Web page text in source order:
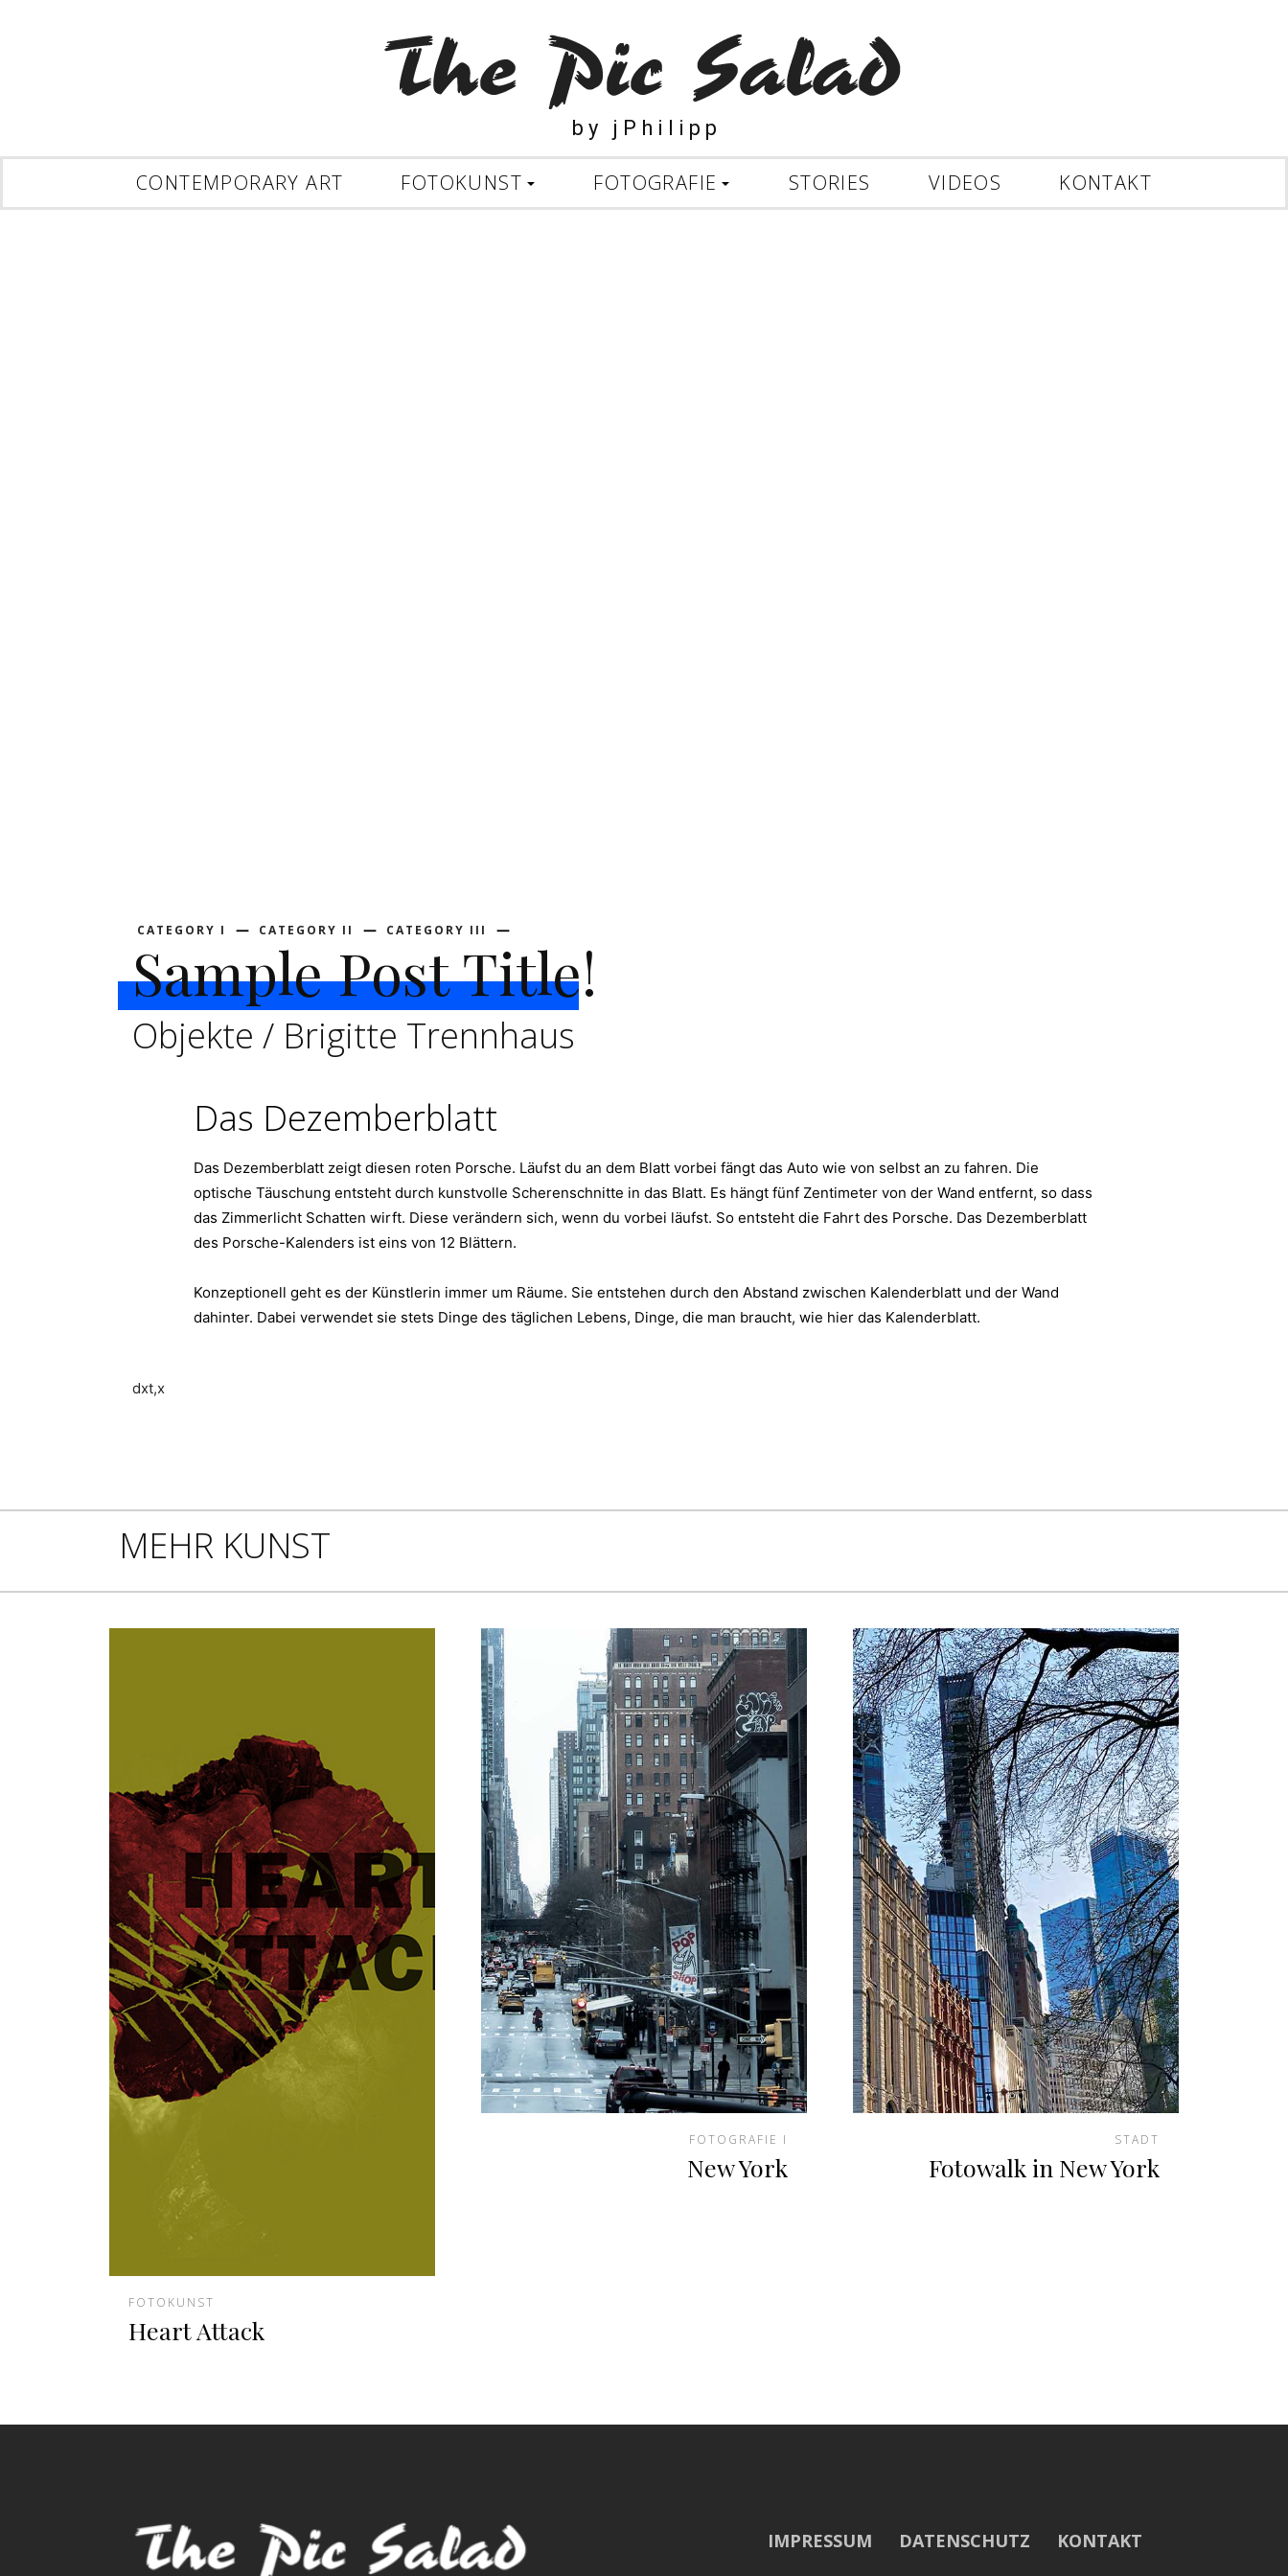
b y j P h i l i p p
CONTEMPORARY ART FOTOKUNST FOTOGRAFIE STORIES VIDEOS KONTAKT
CATEGORY I CATEGORY II CATEGORY III
Sample Post Title!
Objekte / Brigitte Trennhaus
Das Dezemberblatt
Das Dezemberblatt zeigt diesen roten Porsche. Läufst du an dem Blatt vorbei fängt das Auto wie von selbst an zu fahren. Die
optische Täuschung entsteht durch kunstvolle Scherenschnitte in das Blatt. Es hängt fünf Zentimeter von der Wand entfernt, so dass
das Zimmerlicht Schatten wirft. Diese verändern sich, wenn du vorbei läufst. So entsteht die Fahrt des Porsche. Das Dezemberblatt
des Porsche-Kalenders ist eins von 12 Blättern.
Konzeptionell geht es der Künstlerin immer um Räume. Sie entstehen durch den Abstand zwischen Kalenderblatt und der Wand
dahinter. Dabei verwendet sie stets Dinge des täglichen Lebens, Dinge, die man braucht, wie hier das Kalenderblatt.
dxt,x
MEHR KUNST
FOTOKUNST
Heart Attack
FOTOGRAFIE I
New York
STADT
Fotowalk in New York
IMPRESSUM DATENSCHUTZ KONTAKT